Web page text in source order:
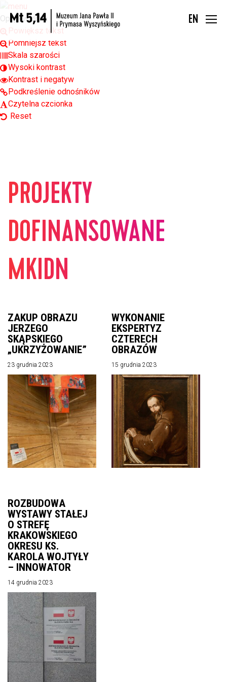
Open toolbar
Opcje widoku
Powiększ tekst
Pomniejsz tekst
Skala szarości
Wysoki kontrast
Kontrast i negatyw
Podkreślenie odnośników
Czytelna czcionka
Reset
EN
PROJEKTY
DOFINANSOWANE
MKIDN
ZAKUP OBRAZU
JERZEGO
SKĄPSKIEGO
„UKRZYŻOWANIE”
23 grudnia 2023
WYKONANIE
EKSPERTYZ
CZTERECH
OBRAZÓW
15 grudnia 2023
ROZBUDOWA
WYSTAWY STAŁEJ
O STREFĘ
KRAKOWSKIEGO
OKRESU KS.
KAROLA WOJTYŁY
– INNOWATOR
14 grudnia 2023